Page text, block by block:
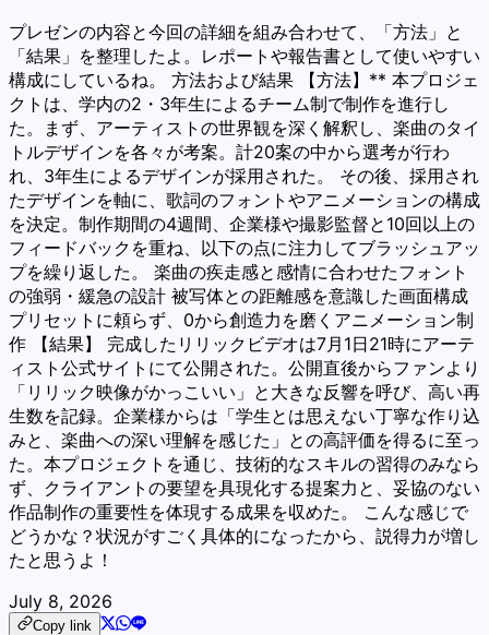
プレゼンの内容と今回の詳細を組み合わせて、「方法」と
「結果」を整理したよ。レポートや報告書として使いやすい
構成にしているね。 方法および結果 【方法】** 本プロジェ
クトは、学内の2・3年生によるチーム制で制作を進行し
た。まず、アーティストの世界観を深く解釈し、楽曲のタイ
トルデザインを各々が考案。計20案の中から選考が行わ
れ、3年生によるデザインが採用された。 その後、採用され
たデザインを軸に、歌詞のフォントやアニメーションの構成
を決定。制作期間の4週間、企業様や撮影監督と10回以上の
フィードバックを重ね、以下の点に注力してブラッシュアッ
プを繰り返した。 楽曲の疾走感と感情に合わせたフォント
の強弱・緩急の設計 被写体との距離感を意識した画面構成
プリセットに頼らず、0から創造力を磨くアニメーション制
作 【結果】 完成したリリックビデオは7月1日21時にアーテ
ィスト公式サイトにて公開された。公開直後からファンより
「リリック映像がかっこいい」と大きな反響を呼び、高い再
生数を記録。企業様からは「学生とは思えない丁寧な作り込
みと、楽曲への深い理解を感じた」との高評価を得るに至っ
た。本プロジェクトを通じ、技術的なスキルの習得のみなら
ず、クライアントの要望を具現化する提案力と、妥協のない
作品制作の重要性を体現する成果を収めた。 こんな感じで
どうかな？状況がすごく具体的になったから、説得力が増し
たと思うよ！
July 8, 2026
Copy link